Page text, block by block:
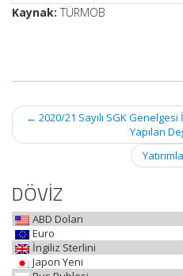
Kaynak: TÜRMOB
Post
navigation
← 2020/21 Sayılı SGK
Yapılan
DÖVİZ
ABD Doları
Euro
İngiliz Sterlini
Japon Yeni